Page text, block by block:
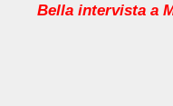
Bella intervista a